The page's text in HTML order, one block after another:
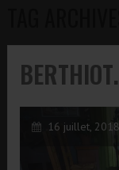
16 juillet, 2018